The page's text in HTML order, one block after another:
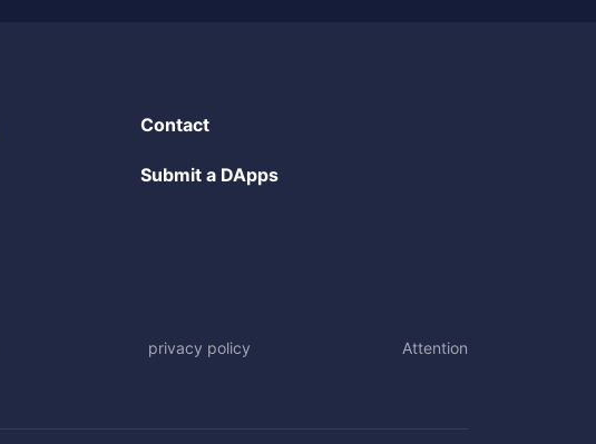
Contact
Submit a DApps
privacy policy Attention